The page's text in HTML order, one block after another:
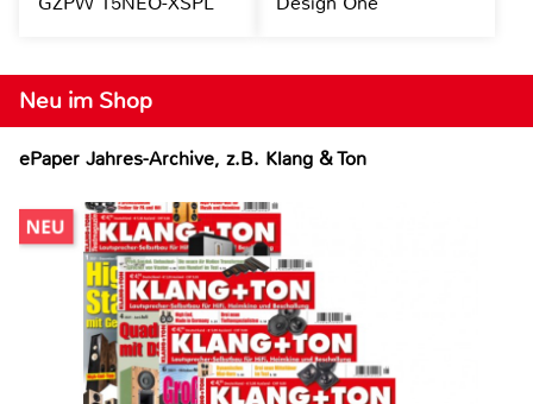
Neu im Shop
ePaper Jahres-Archive, z.B. Klang & Ton